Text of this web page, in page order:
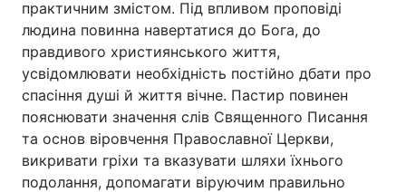
практичним змістом. Під впливом проповіді
людина повинна навертатися до Бога, до
правдивого християнського життя,
усвідомлювати необхідність постійно дбати про
спасіння душі й життя вічне. Пастир повинен
пояснювати значення слів Священного Писання
та основ віровчення Православної Церкви,
викривати гріхи та вказувати шляхи їхнього
подолання, допомагати віруючим правильно